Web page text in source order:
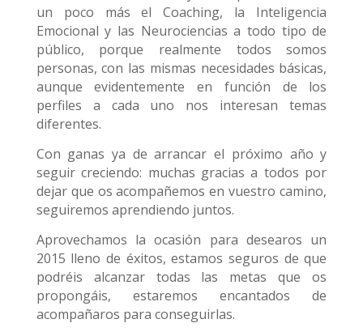
un poco más el Coaching, la Inteligencia
Emocional y las Neurociencias a todo tipo de
público, porque realmente todos somos
personas, con las mismas necesidades básicas,
aunque evidentemente en función de los
perfiles a cada uno nos interesan temas
diferentes.
Con ganas ya de arrancar el próximo año y
seguir creciendo: muchas gracias a todos por
dejar que os acompañemos en vuestro camino,
seguiremos aprendiendo juntos.
Aprovechamos la ocasión para desearos un
2015 lleno de éxitos, estamos seguros de que
podréis alcanzar todas las metas que os
propongáis, estaremos encantados de
acompañaros para conseguirlas.